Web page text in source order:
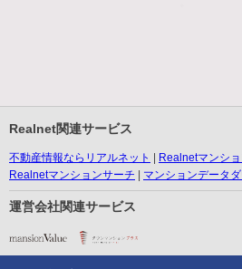
Realnet関連サービス
不動産情報ならリアルネット
Realnetマンシ
Realnetマンションサーチ
マンションデータ
運営会社関連サービス